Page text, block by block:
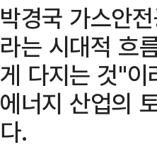
박경국 가스안
라는 시대적 흐
게 다지는 것"이
에너지 산업의
다.